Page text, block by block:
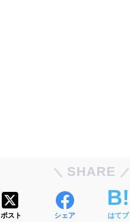
SHARE
ポスト シェア はてブ